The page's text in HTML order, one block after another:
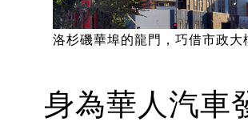
洛杉磯華埠的龍門，巧借市政大
身為華人汽車